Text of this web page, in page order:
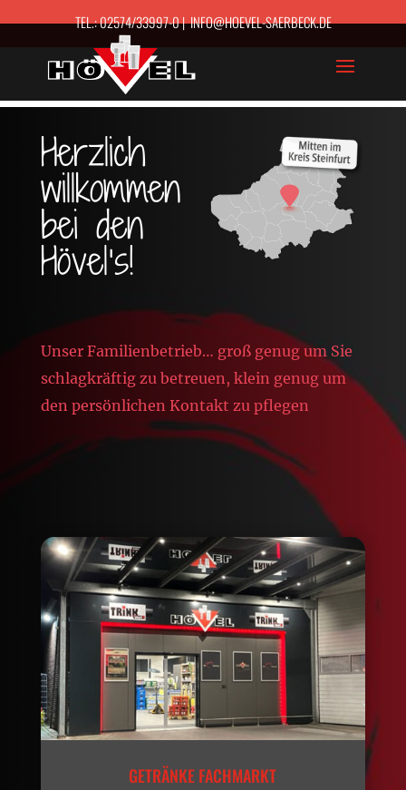
TEL.: 02574/33997-0 | INFO@HOEVEL-SAERBECK.DE
Herzlich
willkommen
bei den
Hövel’s!
Unser Familienbetrieb… groß genug um Sie
schlagkräftig zu betreuen, klein genug um
den persönlichen Kontakt zu pflegen
GETRÄNKE FACHMARKT